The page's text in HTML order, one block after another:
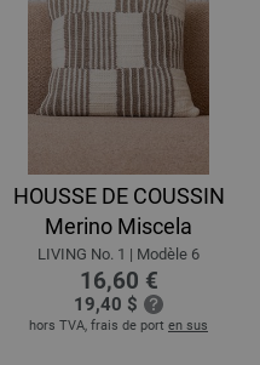
HOUSSE DE COUSSIN
Merino Miscela
LIVING No. 1 | Modèle 6
16,60 €
19,40 $
hors TVA, frais de port en sus